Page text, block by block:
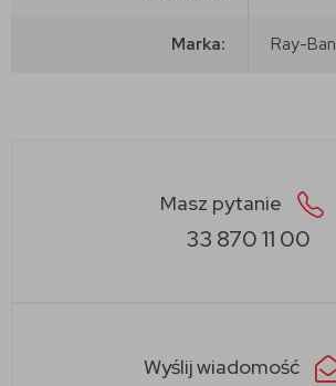
Marka: Ray-Ban
Masz pytanie
33 870 11 00
Wyślij wiadomość